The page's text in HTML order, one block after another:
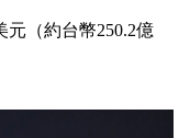
元（約台幣250.2億